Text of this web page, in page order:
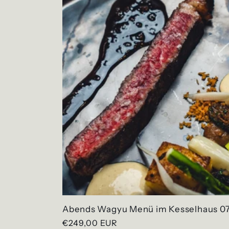
Abends Wagyu Menü im Kesselhaus
Normaler
€249,00 EUR